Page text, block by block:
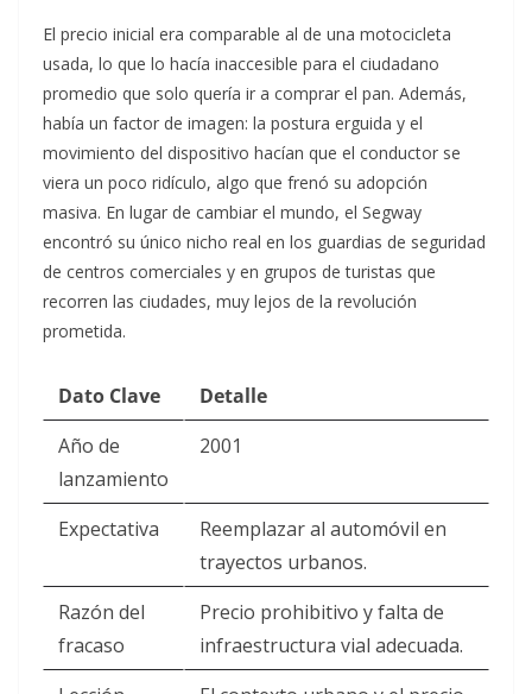
El precio inicial era comparable al de una motocicleta
usada, lo que lo hacía inaccesible para el ciudadano
promedio que solo quería ir a comprar el pan. Además,
había un factor de imagen: la postura erguida y el
movimiento del dispositivo hacían que el conductor se
viera un poco ridículo, algo que frenó su adopción
masiva. En lugar de cambiar el mundo, el Segway
encontró su único nicho real en los guardias de seguridad
de centros comerciales y en grupos de turistas que
recorren las ciudades, muy lejos de la revolución
prometida.
Dato Clave
Detalle
Año de
lanzamiento
2001
Expectativa
Reemplazar al automóvil en
trayectos urbanos.
Razón del
fracaso
Precio prohibitivo y falta de
infraestructura vial adecuada.